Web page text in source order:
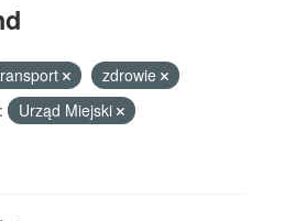
zdrowie
Urząd Miejski